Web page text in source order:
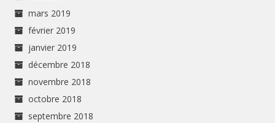
mars 2019
février 2019
janvier 2019
décembre 2018
novembre 2018
octobre 2018
septembre 2018